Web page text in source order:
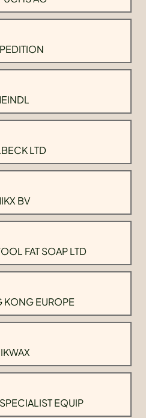
LTD
BV
FAT SOAP LTD
EUROPE
EQUIP